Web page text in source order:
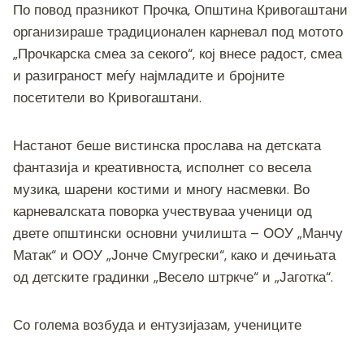
c
e
b
o
k
tt
er
ss
e
n
g
er e
gr
a
at
s
A
p
y
Li
ai
l
ar
e
По повод празникот Прочка, Општина Кривогаштани
организираше традиционален карневал под мотото
„Прочкарска смеа за секого“, кој внесе радост, смеа
и разиграност меѓу најмладите и бројните
посетители во Кривогаштани.
Настанот беше вистинска прослава на детската
фантазија и креативноста, исполнет со весела
музика, шарени костими и многу насмевки. Во
карневалската поворка учествуваа ученици од
двете општински основни училишта – ООУ „Манчу
Матак“ и ООУ „Јонче Смугрески“, како и дечињата
од детските градинки „Весело штркче“ и „Јаготка“.
Со голема возбуда и ентузијазам, учениците